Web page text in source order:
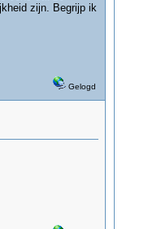
zijn. Begrijp ik
Gelogd